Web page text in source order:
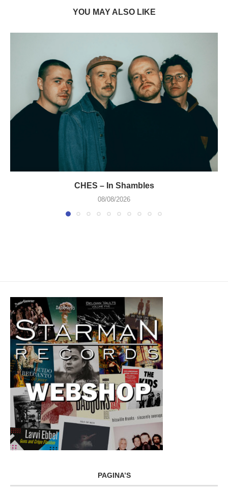
YOU MAY ALSO LIKE
CHES – In Shambles
08/08/2026
PAGINA’S